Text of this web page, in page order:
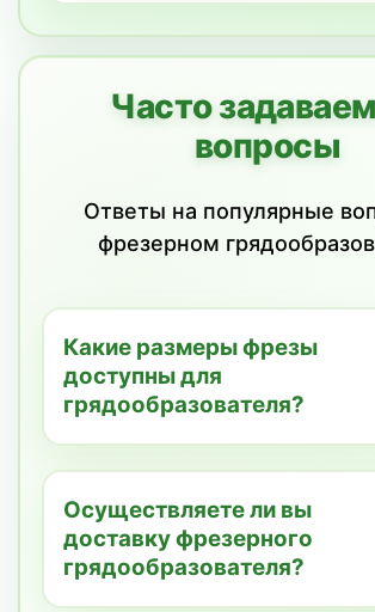
Часто
вопросы
Ответы на популярные
фрезерном
Какие размеры фрезы
доступны для
грядообразователя?
выпускается с шириной
140 до 180 см. Агрегат легко
агрегатируется с тракторами
различной мощности и может
Осуществляете ли вы
доставку фрезерного
грядообразователя?